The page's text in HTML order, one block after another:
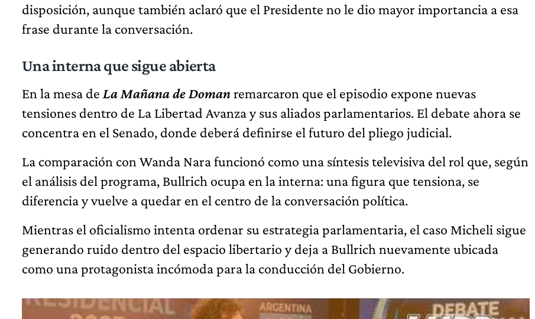
disposición, aunque también aclaró que el Presidente no le dio mayor importancia a esa
frase durante la conversación.
Una interna que sigue abierta
En la mesa de La Mañana de Domanremarcaron que el episodio expone nuevas
tensiones dentro de La Libertad Avanza y sus aliados parlamentarios. El debate ahora se
concentra en el Senado, donde deberá definirse el futuro del pliego judicial.
La comparación con Wanda Nara funcionó como una síntesis televisiva del rol que, según
el análisis del programa, Bullrich ocupa en la interna: una figura que tensiona, se
diferencia y vuelve a quedar en el centro de la conversación política.
Mientras el oficialismo intenta ordenar su estrategia parlamentaria, el caso Micheli sigue
generando ruido dentro del espacio libertario y deja a Bullrich nuevamente ubicada
como una protagonista incómoda para la conducción del Gobierno.